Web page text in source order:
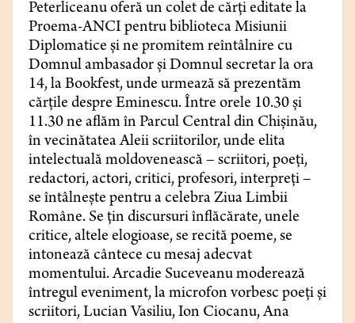
Peterliceanu oferă un colet de cărți editate la
Proema-ANCI pentru biblioteca Misiunii
Diplomatice și ne promitem reîntâlnire cu
Domnul ambasador și Domnul secretar la ora
14, la Bookfest, unde urmează să prezentăm
cărțile despre Eminescu. Între orele 10.30 și
11.30 ne aflăm în Parcul Central din Chișinău,
în vecinătatea Aleii scriitorilor, unde elita
intelectuală moldovenească – scriitori, poeți,
redactori, actori, critici, profesori, interpreți –
se întâlnește pentru a celebra Ziua Limbii
Române. Se țin discursuri înflăcărate, unele
critice, altele elogioase, se recită poeme, se
intonează cântece cu mesaj adecvat
momentului. Arcadie Suceveanu moderează
întregul eveniment, la microfon vorbesc poeți și
scriitori, Lucian Vasiliu, Ion Ciocanu, Ana